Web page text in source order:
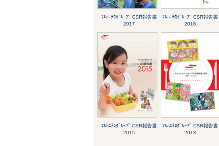
ﾏﾙﾊﾆﾁﾛｸﾞﾙｰﾌﾟ CSR報告書
2017
ﾏﾙﾊﾆﾁﾛｸﾞﾙｰﾌﾟ CSR報告書
2016
ﾏﾙﾊﾆﾁﾛｸﾞﾙｰﾌﾟ CSR報告書
2015
ﾏﾙﾊﾆﾁﾛｸﾞﾙｰﾌﾟ CSR報告書
2013